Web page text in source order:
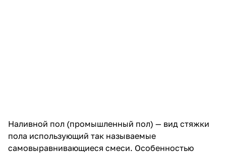
Наливной пол (промышленный пол) — вид стяжки
пола использующий так называемые
самовыравнивающиеся смеси. Особенностью